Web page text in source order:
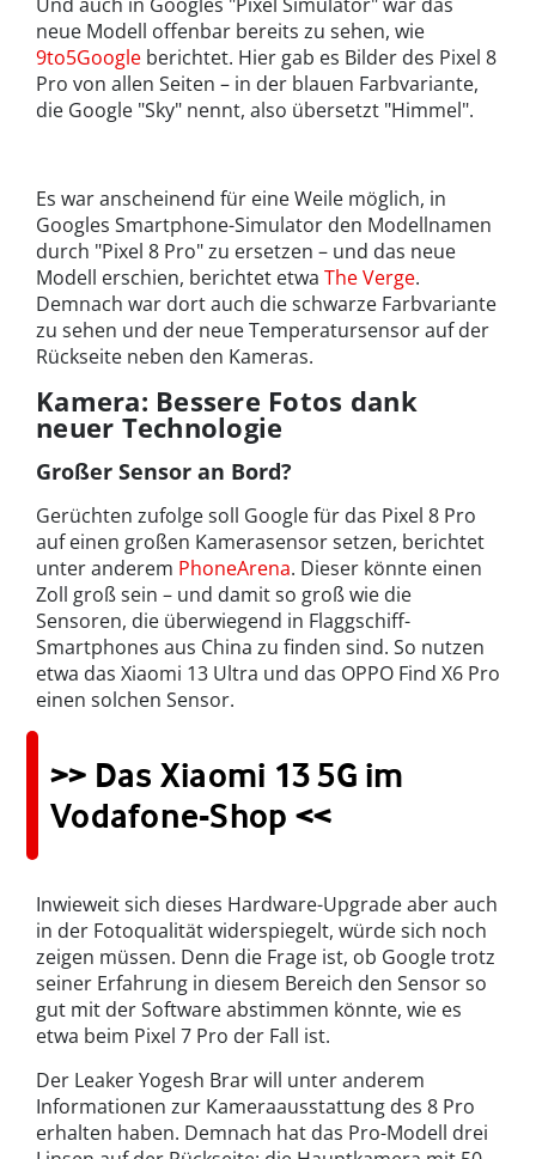
neue Modell offenbar bereits zu sehen, wie
9to5Google berichtet. Hier gab es Bilder des Pixel 8
Pro von allen Seiten – in der blauen Farbvariante,
die Google "Sky" nennt, also übersetzt "Himmel".
Es war anscheinend für eine Weile möglich, in
Googles Smartphone-Simulator den Modellnamen
durch "Pixel 8 Pro" zu ersetzen – und das neue
Modell erschien, berichtet etwa The Verge.
Demnach war dort auch die schwarze Farbvariante
zu sehen und der neue Temperatursensor auf der
Rückseite neben den Kameras.
Kamera: Bessere Fotos dank
neuer Technologie
Großer Sensor an Bord?
Gerüchten zufolge soll Google für das Pixel 8 Pro
auf einen großen Kamerasensor setzen, berichtet
unter anderem PhoneArena. Dieser könnte einen
Zoll groß sein – und damit so groß wie die
Sensoren, die überwiegend in Flaggschiff-
Smartphones aus China zu finden sind. So nutzen
etwa das Xiaomi 13 Ultra und das OPPO Find X6 Pro
einen solchen Sensor.
>> Das Xiaomi 13 5G im
Vodafone-Shop <<
Inwieweit sich dieses Hardware-Upgrade aber auch
in der Fotoqualität widerspiegelt, würde sich noch
zeigen müssen. Denn die Frage ist, ob Google trotz
seiner Erfahrung in diesem Bereich den Sensor so
gut mit der Software abstimmen könnte, wie es
etwa beim Pixel 7 Pro der Fall ist.
Der Leaker Yogesh Brar will unter anderem
Informationen zur Kameraausstattung des 8 Pro
erhalten haben. Demnach hat das Pro-Modell drei